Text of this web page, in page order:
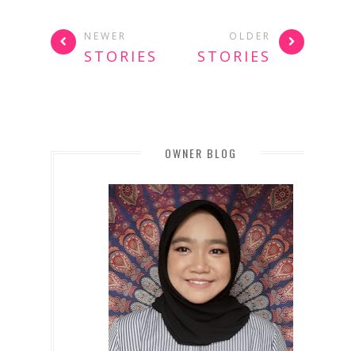
NEWER
STORIES
OLDER
STORIES
OWNER BLOG